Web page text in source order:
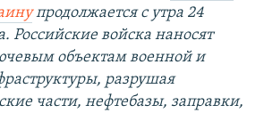
продолжается с утра 24
Российские войска наносят
объектам военной и
разрушая
части, нефтебазы, заправки,